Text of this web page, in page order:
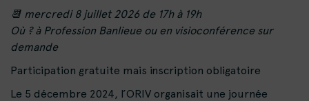
📆 mercredi 8 juillet 2026 de 17h à 19h
Où ? à Profession Banlieue ou en visioconférence sur
demande
Participation gratuite mais inscription obligatoire
Le 5 décembre 2024, l’ORIV organisait une journée